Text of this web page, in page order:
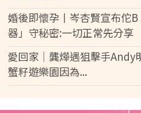
婚後即懷孕丨岑杏賢宣布佗
器」守秘密:一切正常先分享
愛回家│龔燁遇狙擊手Andy
蟹籽遊樂園因為...